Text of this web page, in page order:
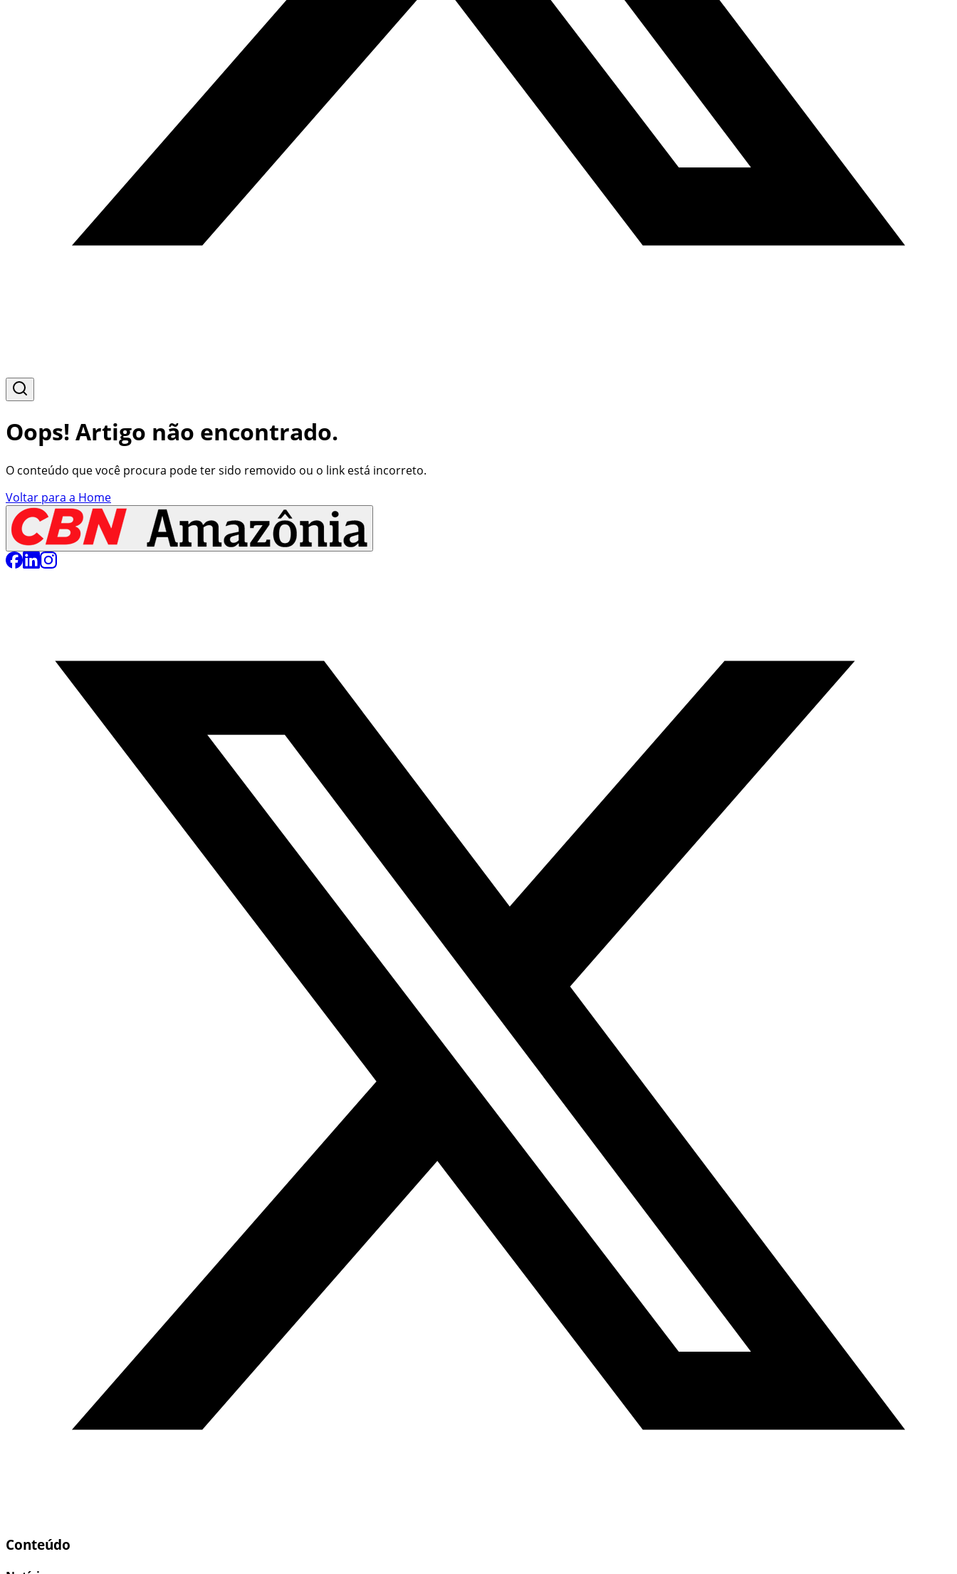
Oops! Artigo não encontrado.
O conteúdo que você procura pode ter sido removido ou o link está incorreto.
Voltar para a Home
Conteúdo